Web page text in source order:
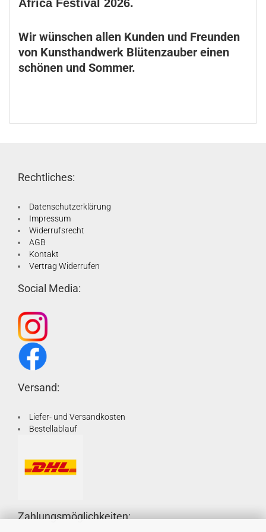
Africa Festival 2026.
Wir wünschen allen Kunden und Freunden
von Kunsthandwerk Blütenzauber einen
schönen und Sommer.
Rechtliches:
Datenschutzerklärung
Impressum
Widerrufsrecht
AGB
Kontakt
Vertrag Widerrufen
Social Media:
Versand:
Liefer- und Versandkosten
Bestellablauf
Zahlungsmöglichkeiten: